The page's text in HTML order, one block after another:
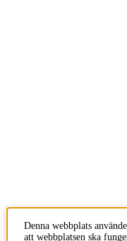
Denna webbplats
att webbplatsen ska